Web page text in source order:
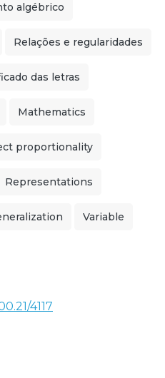
algébrico
Relações e regularidades
das letras
Mathematics
proportionality
Representations
Variable
4117